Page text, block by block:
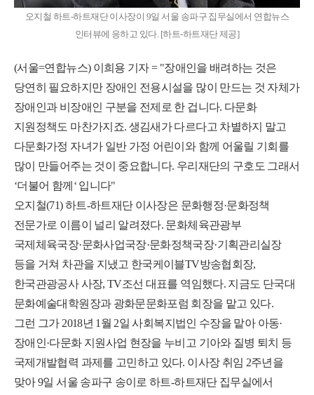
오지철 하트-하트재단 이사장이 9일 서울 송파구 집무실에서 연합뉴스
인터뷰에 응하고 있다. [하트-하트재단 제공]
(서울=연합뉴스) 이희용 기자 = "장애인을 배려하는 것은
당연히 필요하지만 장애인 전용시설을 많이 만드는 것 자체가
장애인과 비장애인 구분을 전제로 한 겁니다. 다문화
지원정책도 마찬가지죠. 생김새가 다르다고 차별하지 말고
다문화가정 자녀가 일반 가정 어린이와 함께 어울릴 기회를
많이 만들어주는 것이 중요합니다. 우리재단의 구호도 그래서
‘더불어 함께‘ 입니다"
오지철(71) 하트-하트재단 이사장은 문화행정·문화정책
전문가로 이름이 널리 알려졌다. 문화체육관광부
국제체육국장·문화사업국장·문화정책국장·기획관리실장
등을 거쳐 차관을 지냈고 한국케이블TV방송협회장,
한국관광공사 사장, TV조선 대표를 역임했다. 지금도 단국대
문화예술대학원장과 광화문문화포럼 회장을 맡고 있다.
그런 그가 2018년 1월 2일 사회복지법인 수장을 맡아 아동·
장애인·다문화 지원사업 현장을 누비고 기아와 질병 퇴치 등
국제개발협력 과제를 고민하고 있다. 이사장 취임 2주년을
맞아 9일 서울 송파구 송이로 하트-하트재단 집무실에서